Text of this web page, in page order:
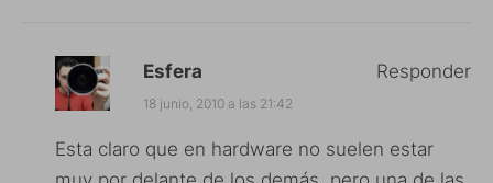
Esfera
18 junio, 2010 a las 21:42
Esta claro que en hardware no suelen estar
Responder